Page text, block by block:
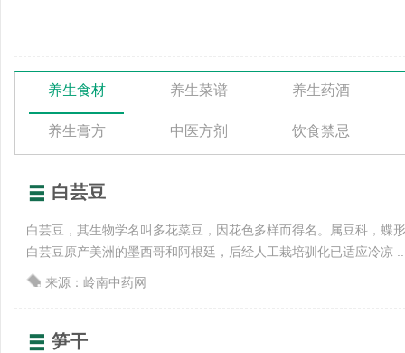
养生食材 养生菜谱 养生药酒
养生膏方 中医方剂 饮食禁忌
白芸豆
白芸豆，其生物学名叫多花菜豆，因花色多样而得名。属豆科，蝶
白芸豆原产美洲的墨西哥和阿根廷，后经人工栽培驯化已适应冷凉
来源：岭南中药网
笋干